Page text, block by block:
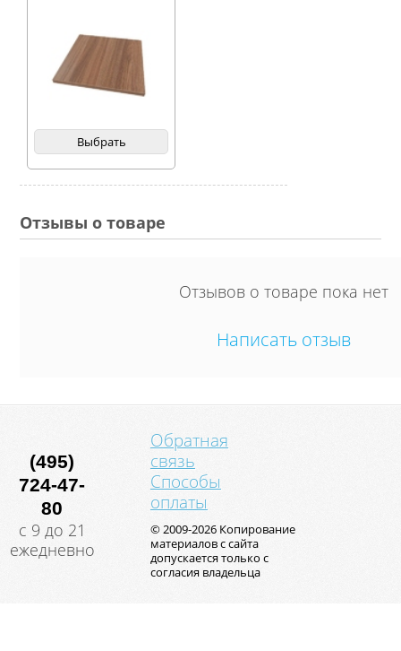
Выбрать
Отзывы о товаре
Отзывов о товаре пока нет
Написать отзыв
(495)
724-47-
80
с 9 до 21
ежедневно
Обратная
связь
Способы
оплаты
© 2009-2026 Копирование
материалов с сайта
допускается только с
согласия владельца